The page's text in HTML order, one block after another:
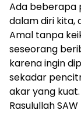
Ada beberapa
dalam diri kita,
Amal tanpa
seseorang
karena ingin
sekadar
akar yang
Rasulullah